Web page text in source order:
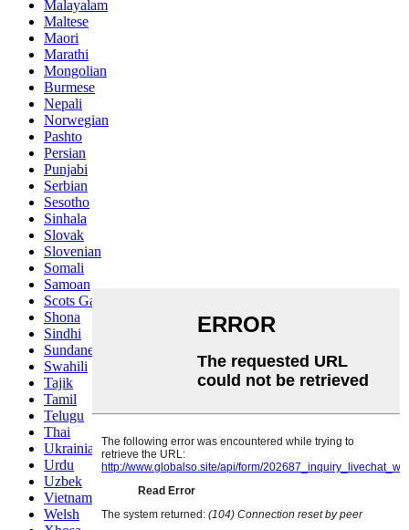
Malayalam
Maltese
Maori
Marathi
Mongolian
Burmese
Nepali
Norwegian
Pashto
Persian
Punjabi
Serbian
Sesotho
Sinhala
Slovak
Slovenian
Somali
Samoan
Scots Gaelic
Shona
Sindhi
Sundanese
Swahili
Tajik
Tamil
Telugu
Thai
Ukrainian
Urdu
Uzbek
Vietnamese
Welsh